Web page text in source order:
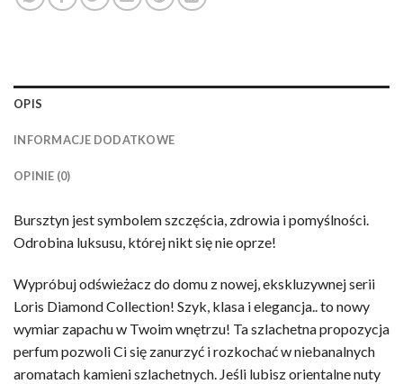
OPIS
INFORMACJE DODATKOWE
OPINIE (0)
Bursztyn jest symbolem szczęścia, zdrowia i pomyślności.
Odrobina luksusu, której nikt się nie oprze!
Wypróbuj odświeżacz do domu z nowej, ekskluzywnej serii
Loris Diamond Collection! Szyk, klasa i elegancja.. to nowy
wymiar zapachu w Twoim wnętrzu! Ta szlachetna propozycja
perfum pozwoli Ci się zanurzyć i rozkochać w niebanalnych
aromatach kamieni szlachetnych. Jeśli lubisz orientalne nuty